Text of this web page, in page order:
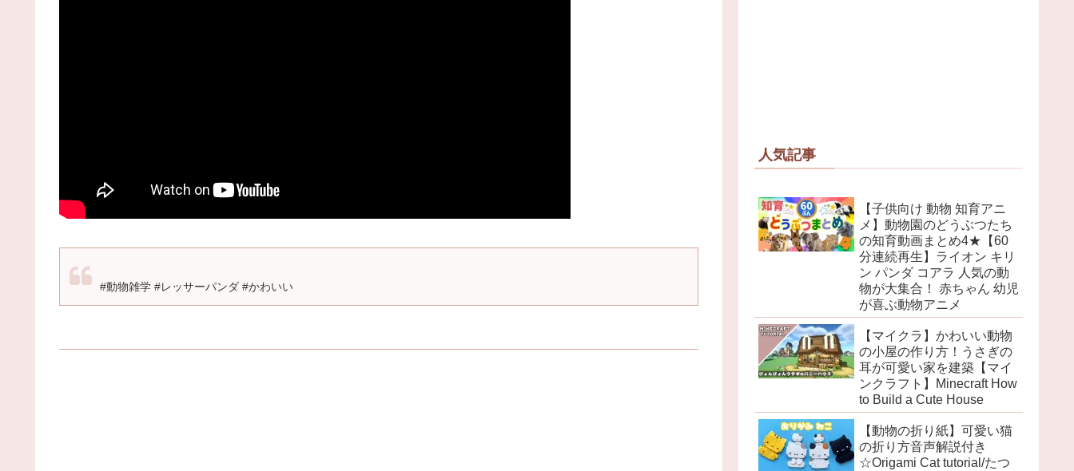
#動物雑学 #レッサーパンダ #かわいい
人気記事
【子供向け 動物 知育アニ
メ】動物園のどうぶつたち
の知育動画まとめ4★【60
分連続再生】ライオン キリ
ン パンダ コアラ 人気の動
物が大集合！ 赤ちゃん 幼児
が喜ぶ動物アニメ
【マイクラ】かわいい動物
の小屋の作り方！うさぎの
耳が可愛い家を建築【マイ
ンクラフト】Minecraft How
to Build a Cute House
【動物の折り紙】可愛い猫
の折り方音声解説付き
☆Origami Cat tutorial/たつ